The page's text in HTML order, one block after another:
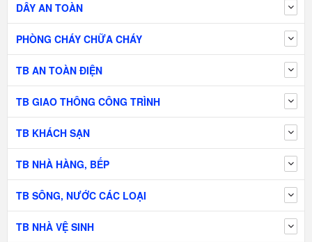
DÂY AN TOÀN
PHÒNG CHÁY CHỮA CHÁY
TB AN TOÀN ĐIỆN
TB GIAO THÔNG CÔNG TRÌNH
TB KHÁCH SẠN
TB NHÀ HÀNG, BẾP
TB SÔNG, NƯỚC CÁC LOẠI
TB NHÀ VỆ SINH